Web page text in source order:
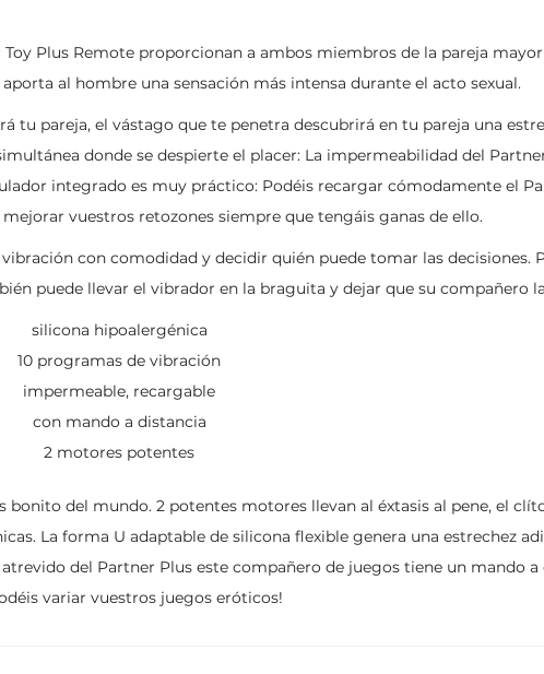
Plus Remote proporcionan a ambos miembros de la pareja
al hombre una sensación más intensa durante el acto sexual.
tu pareja, el vástago que te penetra descubrirá en tu pareja una
donde se despierte el placer: La impermeabilidad del
integrado es muy práctico: Podéis recargar cómodamente el
vuestros retozones siempre que tengáis ganas de ello.
con comodidad y decidir quién puede tomar las decisiones.
puede llevar el vibrador en la braguita y dejar que su compañero
silicona hipoalergénica
10 programas de vibración
impermeable, recargable
con mando a distancia
2 motores potentes
del mundo. 2 potentes motores llevan al éxtasis al pene, el
La forma U adaptable de silicona flexible genera una estrechez
del Partner Plus este compañero de juegos tiene un mando a
variar vuestros juegos eróticos!